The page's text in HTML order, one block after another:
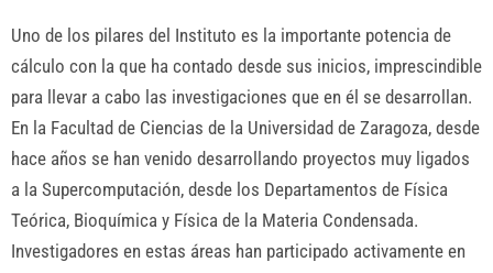
Uno de los pilares del Instituto es la importante potencia de
cálculo con la que ha contado desde sus inicios, imprescindible
para llevar a cabo las investigaciones que en él se desarrollan.
En la Facultad de Ciencias de la Universidad de Zaragoza, desde
hace años se han venido desarrollando proyectos muy ligados
a la Supercomputación, desde los Departamentos de Física
Teórica, Bioquímica y Física de la Materia Condensada.
Investigadores en estas áreas han participado activamente en